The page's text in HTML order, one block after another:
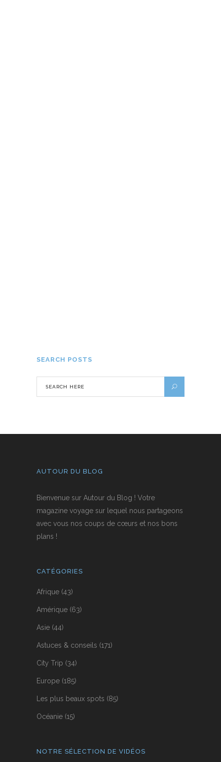
SEARCH POSTS
AUTOUR DU BLOG
Bienvenue sur Autour du Blog ! Votre
magazine voyage sur lequel nous partageons
avec vous nos coups de cœurs et nos bons
plans !
CATÉGORIES
Afrique (43)
Amérique (63)
Asie (44)
Astuces & conseils (171)
City Trip (34)
Europe (185)
Les plus beaux spots (85)
Océanie (15)
NOTRE SÉLECTION DE VIDÉOS